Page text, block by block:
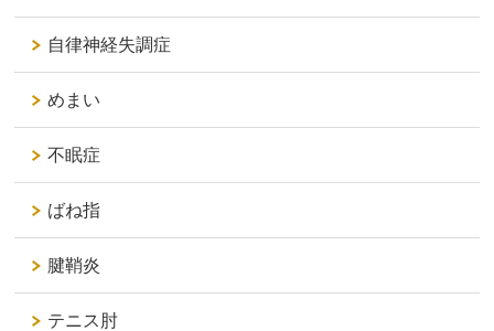
自律神経失調症
めまい
不眠症
ばね指
腱鞘炎
テニス肘